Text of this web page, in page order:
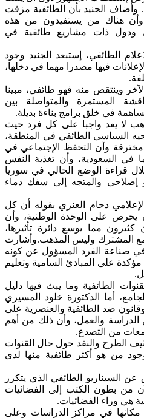
وأضاف الجنيد بأن الطائفية مزقت
وأن هناك من يستفيدون من هذه
ودول ذات مشاريع طائفية في
الطائفي، إستبعد الجنيد وجود
فيها مصدرا مهما في دخلها،
وينتقص منه فهو طائفي، مبينا
المستمرة والمتواصلة بين
في خلق برامج بناءة بديلة.
لا يعد واجبا على كل فرد حيث
السياسي الطائفي في المنطقة،
مخترقة وأن التحفظ الإجتماعي في
في السعودية، وأن تغذية النفس
قراءة الوضع الحالي في سوريا
والمتجه إلى سفك دماء
دحام العنزي بقوله أن كل
على الوحدة الوطنية، وأن
كثيرون مما يوسع دائرة تأثيرها،
المشترك وليس المذهب.وأشارت
في صناعة الفرد المسؤول عن كونه
مؤكدة على المبادئ السامية وتعليم
الطائفية وما يبث فيها دليل
أما الدكتورة خلود المسيري
ضد الطائفية والعنصرية على
والعمل، وأن ذلك من أهم
من التصدع.
الطرح والنقد حول حال القنوات
من هو أكثر طائفية منها لدى
السيناريو الطائفي الذي يتكرر
الآن من بطون الكتب إلى الفضائيات
هي وراء الفضائيات.
مكانها في مراكز الدراسات وعلى